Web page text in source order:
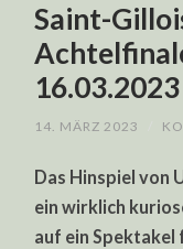
Saint-
16.03.2023
14. MÄRZ 2023
Das Hinspiel von
ein wirklich
auf ein Spektakel